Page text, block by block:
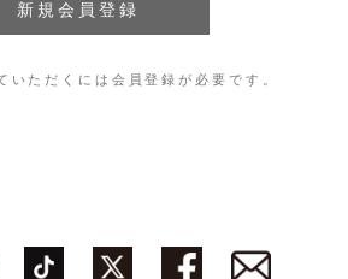
いただくには会員登録が必要です。